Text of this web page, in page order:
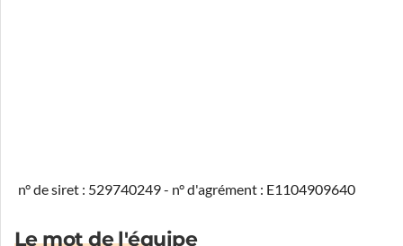
n° de siret : 529740249 - n° d'agrément : E1104909640
Le mot de l'équipe